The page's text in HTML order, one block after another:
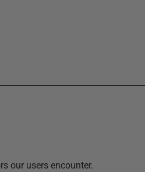
our users encounter.